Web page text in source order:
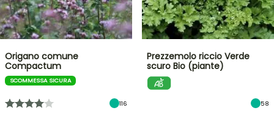
Origano comune
Compactum
SCOMMESSA SICURA
116
Prezzemolo riccio Verde
scuro Bio (piante)
58